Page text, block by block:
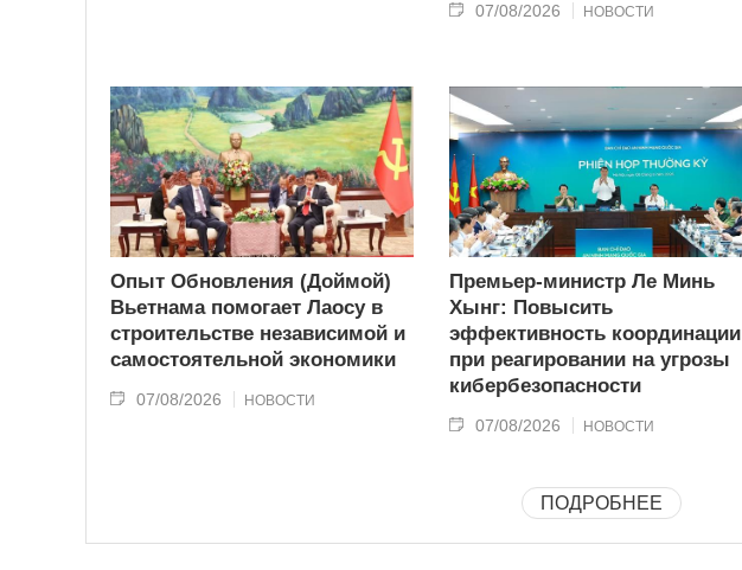
07/08/2026 НОВОСТИ
Опыт Обновления (Доймой)
Вьетнама помогает Лаосу в
строительстве независимой и
самостоятельной экономики
07/08/2026 НОВОСТИ
Премьер-министр Ле Минь
Хынг: Повысить
эффективность координации
при реагировании на угрозы
кибербезопасности
07/08/2026 НОВОСТИ
ПОДРОБНЕЕ